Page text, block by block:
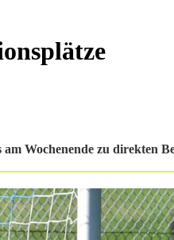
Wochenende zu direkten